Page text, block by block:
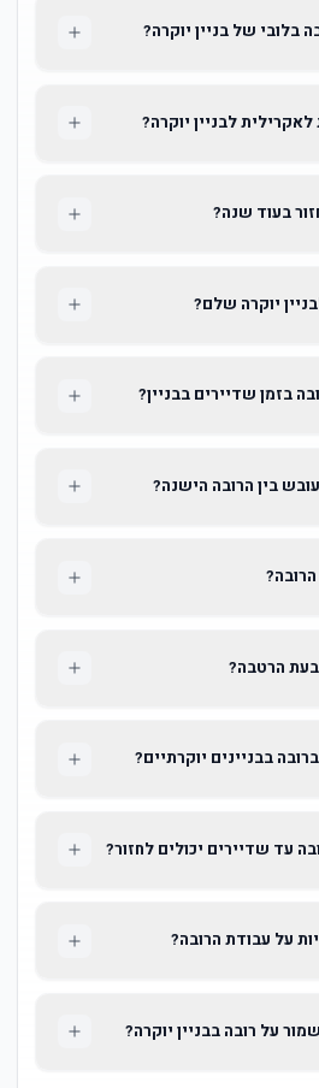
בלובי של בניין יוקרה?
לבניין יוקרה?
בעוד שנה?
יוקרה שלם?
בזמן שדיירים בבניין?
בין הרובה הישנה?
הרטבה?
בבניינים יוקרתיים?
עד שדיירים יכולים לחזור?
על עבודת הרובה?
על רובה בבניין יוקרה?